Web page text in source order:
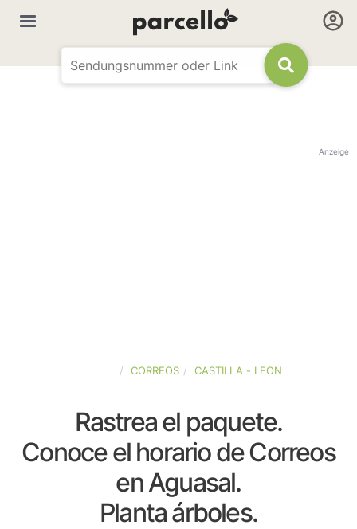
Anzeige
CORREOS CASTILLA - LEON
Rastrea el paquete.
Conoce el horario de Correos
en Aguasal.
Planta árboles.